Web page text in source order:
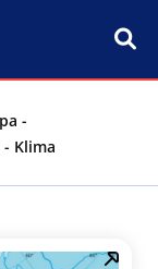
-
Klima